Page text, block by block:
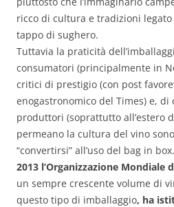
ricco di cultura e tradizioni
tappo di sughero.
Tuttavia la praticità
consumatori (principalmente in
critici di prestigio (con post
enogastronomico del Times) e, di
produttori (soprattutto all’estero
permeano la cultura del vino
“convertirsi” all’uso del bag in
2013 l’Organizzazione Mondiale
un sempre crescente volume di
questo tipo di imballaggio, ha